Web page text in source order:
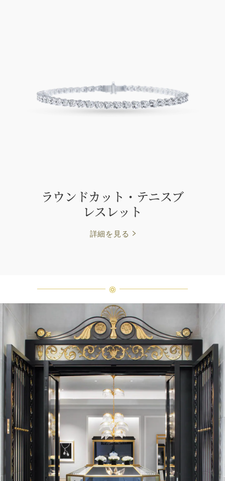
ラウンドカット・テニスブ
レスレット
詳細を見る